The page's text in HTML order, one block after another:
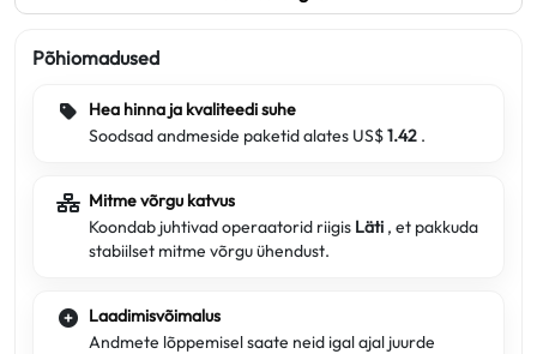
Põhiomadused
Hea hinna ja kvaliteedi suhe
Soodsad andmeside paketid alates US$1.42 .
Mitme võrgu katvus
Koondab juhtivad operaatorid riigis Läti , et pakkuda
stabiilset mitme võrgu ühendust.
Laadimisvõimalus
Andmete lõppemisel saate neid igal ajal juurde